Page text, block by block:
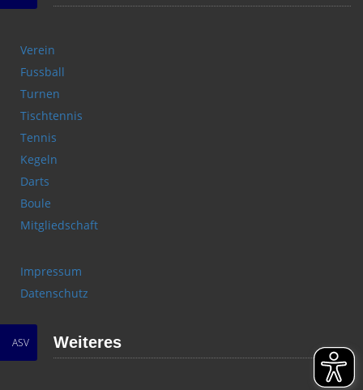
Verein
Fussball
Turnen
Tischtennis
Tennis
Kegeln
Darts
Boule
Mitgliedschaft
Impressum
Datenschutz
ASV Weiteres